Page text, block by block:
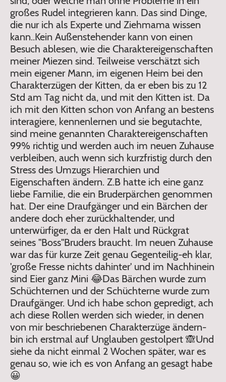
großes Rudel integrieren kann. Das sind Dinge,
die nur ich als Experte und Ziehmama wissen
kann..Kein Außenstehender kann von einen
Besuch ablesen, wie die Charaktereigenschaften
meiner Miezen sind. Teilweise verschätzt sich
mein eigener Mann, im eigenen Heim bei den
Charakterzügen der Kitten, da er eben bis zu 12
Std am Tag nicht da, und mit den Kitten ist. Da
ich mit den Kitten schon von Anfang an bestens
interagiere, kennenlernen und sie begutachte,
sind meine genannten Charaktereigenschaften
99% richtig und werden auch im neuen Zuhause
verbleiben, auch wenn sich kurzfristig durch den
Stress des Umzugs Hierarchien und
Eigenschaften ändern. Z.B hatte ich eine ganz
liebe Familie, die ein Bruderpärchen genommen
hat. Der eine Draufgänger und ein Bärchen der
andere doch eher zurückhaltender, und
unterwürfiger, da er den Halt und Rückgrat
seines "Boss"Bruders braucht. Im neuen Zuhause
war das für kurze Zeit genau Gegenteilig-eh klar,
'große Fresse nichts dahinter' und im Nachhinein
sind Eier ganz Mini 😂Das Bärchen wurde zum
Schüchternen und der Schüchterne wurde zum
Draufgänger. Und ich habe schon gepredigt, ach
ach diese Rollen werden sich wieder, in denen
von mir beschriebenen Charakterzüge ändern-
bin ich erstmal auf Unglauben gestolpert 🙈Und
siehe da nicht einmal 2 Wochen später, war es
genau so, wie ich es von Anfang an gesagt habe
😀